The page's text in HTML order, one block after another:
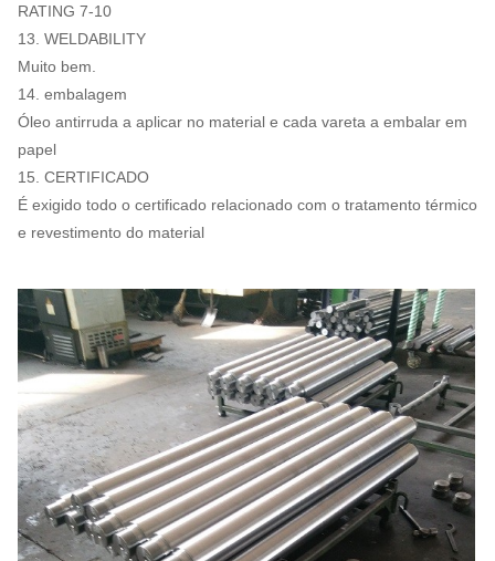
RATING 7-10
13. WELDABILITY
Muito bem.
14. embalagem
Óleo antirruda a aplicar no material e cada vareta a embalar em
papel
15. CERTIFICADO
É exigido todo o certificado relacionado com o tratamento térmico
e revestimento do material